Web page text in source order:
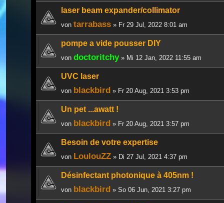
laser beam expander/collimator
von tarrabass » Fr 29 Jul, 2022 8:01 am
pompe a vide pousser DIY
von doctoritchy» Mi 12 Jan, 2022 11:55 am
UVC laser
von blackbird » Fr 20 Aug, 2021 3:53 pm
Un pet ...awatt !
von blackbird » Fr 20 Aug, 2021 3:57 pm
Besoin de votre expertise
von LoulouZZ » Di 27 Jul, 2021 4:37 pm
Désinfectant photonique à 405nm !
von blackbird » So 06 Jun, 2021 3:27 pm